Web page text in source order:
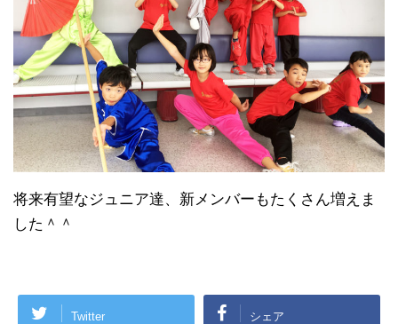
将来有望なジュニア達、新メンバーもたくさん増えま
した＾＾
Twitter シェア